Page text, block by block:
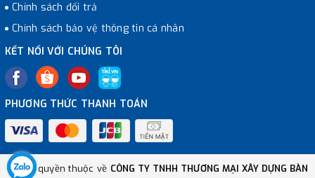
Chính sách đổi trả
Chính sách bảo vệ thông tin cá nhân
KẾT NỐI VỚI CHÚNG TÔI
PHƯƠNG THỨC THANH TOÁN
© Bản quyền thuộc về CÔNG TY TNHH THƯƠNG MẠI XÂY DỰNG BÀN